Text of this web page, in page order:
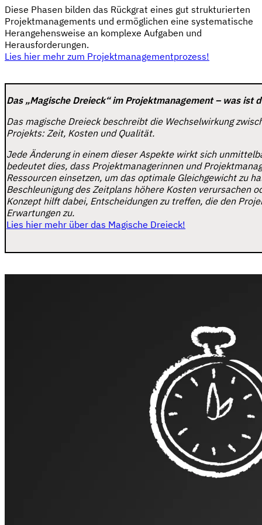
Diese Phasen bilden das Rückgrat eines gut strukturierten
Projektmanagements und ermöglichen eine systematische
Herangehensweise an komplexe Aufgaben und
Herausforderungen.
Lies hier mehr zum Projektmanagementprozess!
Das „Magische Dreieck“ im Projektmanagement – was ist
Das magische Dreieck beschreibt die Wechselwirkung
Projekts: Zeit, Kosten und Qualität.
Jede Änderung in einem dieser Aspekte wirkt sich
bedeutet dies, dass Projektmanagerinnen und
Ressourcen einsetzen, um das optimale Gleichgewicht zu
Beschleunigung des Zeitplans höhere Kosten verursachen
Konzept hilft dabei, Entscheidungen zu treffen, die den
Erwartungen zu.
Lies hier mehr über das Magische Dreieck!